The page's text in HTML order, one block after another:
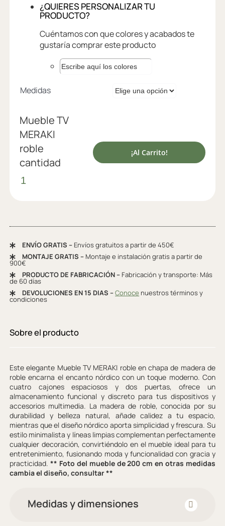
¿QUIERES PERSONALIZAR TU
PRODUCTO?
Cuéntamos con que colores y acabados te
gustaría comprar este producto
Medidas
Mueble TV
MERAKI
roble
cantidad
¡Al Carrito!
ENVÍO GRATIS – Envíos gratuitos a partir de 450€
MONTAJE GRATIS – Montaje e instalación gratis a partir de
900€
PRODUCTO DE FABRICACIÓN – Fabricación y transporte: Más
de 60 días
DEVOLUCIONES EN 15 DIAS –Conoce nuestros términos y
condiciones
Sobre el producto
Este elegante Mueble TV MERAKI roble en chapa de madera de
roble encarna el encanto nórdico con un toque moderno. Con
cuatro cajones espaciosos y dos puertas, ofrece un
almacenamiento funcional y discreto para tus dispositivos y
accesorios multimedia. La madera de roble, conocida por su
durabilidad y belleza natural, añade calidez a tu espacio,
mientras que el diseño nórdico aporta simplicidad y frescura. Su
estilo minimalista y líneas limpias complementan perfectamente
cualquier decoración, convirtiéndolo en el mueble ideal para tu
entretenimiento, fusionando moda y funcionalidad con gracia y
practicidad.** Foto del mueble de 200 cm en otras medidas
cambia el diseño, consultar **
Medidas y dimensiones